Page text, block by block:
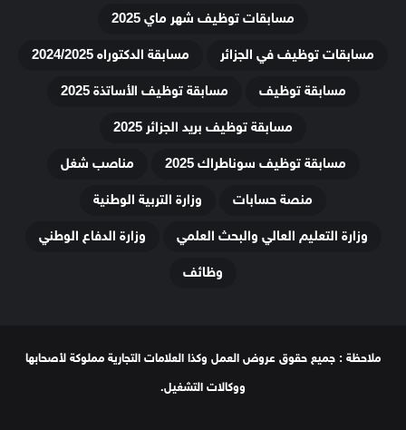
مسابقات توظيف شهر ماي 2025
مسابقات توظيف في الجزائر
مسابقة الدكتوراه 2024/2025
مسابقة توظيف
مسابقة توظيف الأساتذة 2025
مسابقة توظيف بريد الجزائر 2025
مسابقة توظيف سوناطراك 2025
مناصب شغل
منصة حسابات
وزارة التربية الوطنية
وزارة التعليم العالي والبحث العلمي
وزارة الدفاع الوطني
وظائف
ملاحظة : جميع حقوق عروض العمل وكذا العلامات التجارية مملوكة لأصحابها
ووكالات التشغيل.